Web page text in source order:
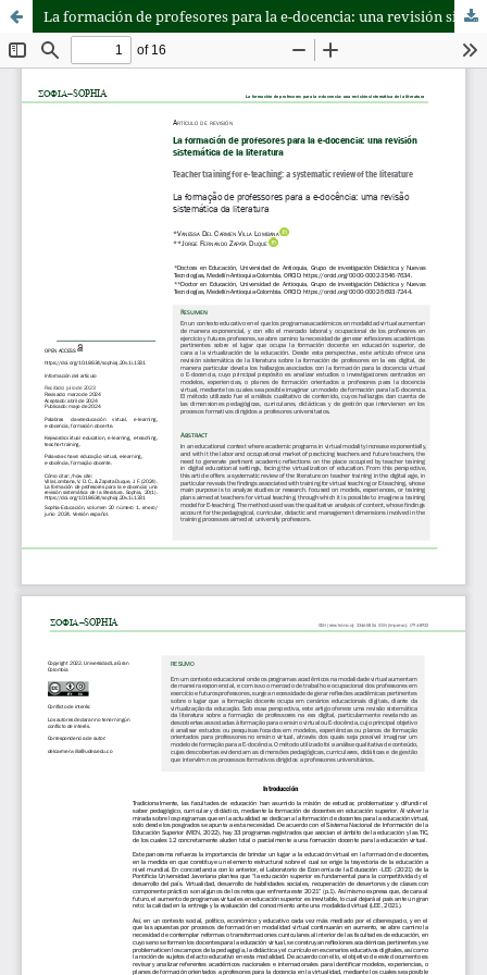
La formación de profesores para la e-docencia: una revisión sistemática de la literatura